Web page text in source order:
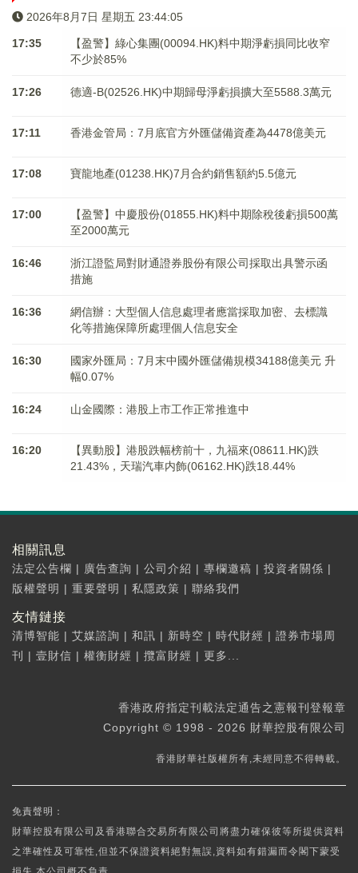
2026年8月7日 星期五 23:44:05
17:35
【盈警】綠心集團(00094.HK)料中期淨虧損同比收窄
不少於85%
17:26 德適-B(02526.HK)中期歸母淨虧損擴大至5588.3萬元
17:11 香港金管局：7月底官方外匯儲備資產為4478億美元
17:08 寶龍地產(01238.HK)7月合約銷售額約5.5億元
17:00
【盈警】中慶股份(01855.HK)料中期除稅後虧損500萬
至2000萬元
16:46
浙江證監局對財通證券股份有限公司採取出具警示函
措施
16:36
網信辦：大型個人信息處理者應當採取加密、去標識
化等措施保障所處理個人信息安全
16:30
國家外匯局：7月末中國外匯儲備規模34188億美元 升
幅0.07%
16:24 山金國際：港股上市工作正常推進中
16:20
【異動股】港股跌幅榜前十，九福來(08611.HK)跌
21.43%，天瑞汽車内飾(06162.HK)跌18.44%
相關訊息
法定公告欄 | 廣告查詢 | 公司介紹 | 專欄邀稿 | 投資者關係 |
版權聲明 | 重要聲明 | 私隱政策 | 聯絡我們
友情鏈接
清博智能 | 艾媒諮詢 | 和訊 | 新時空 | 時代財經 | 證券市場周
刊
| 壹財信 | 權衡財經 | 攬富財經 | 更多...
香港政府指定刊載法定通告之憲報刊登報章
Copyright © 1998 - 2026 財華控股有限公司
香港財華社版權所有,未經同意不得轉載。
免責聲明：
財華控股有限公司及香港聯合交易所有限公司將盡力確保彼等所提供資料
之準確性及可靠性,但並不保證資料絕對無誤,資料如有錯漏而令閣下蒙受